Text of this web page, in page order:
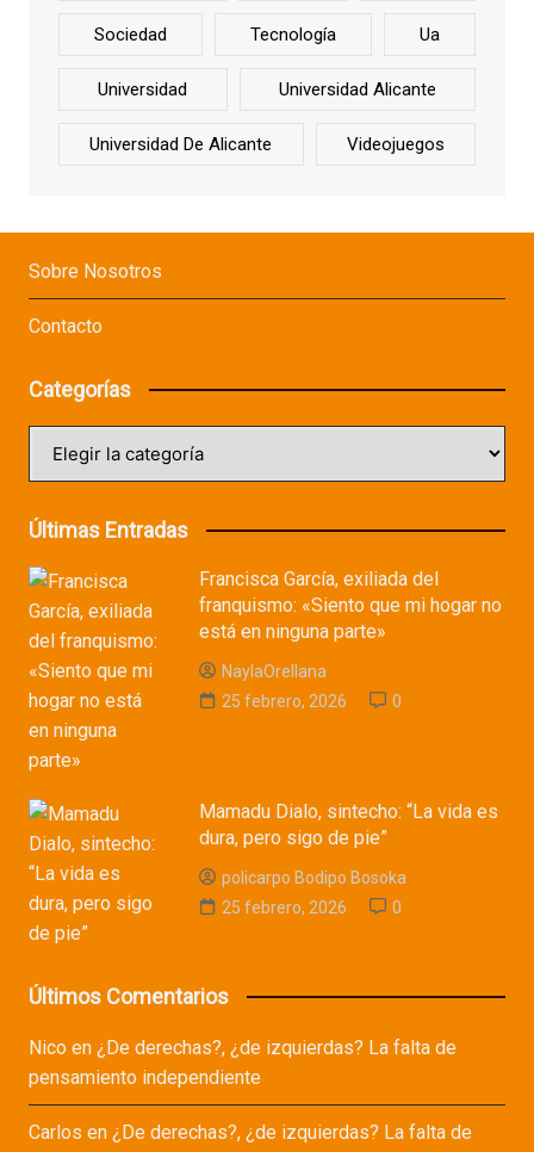
Sociedad Tecnología Ua
Universidad Universidad Alicante
Universidad De Alicante Videojuegos
Sobre Nosotros
Contacto
Categorías
Últimas Entradas
Francisca García, exiliada del
franquismo: «Siento que mi hogar no
está en ninguna parte»
NaylaOrellana
25 febrero, 2026
0
Mamadu Dialo, sintecho: “La vida es
dura, pero sigo de pie”
policarpo Bodipo Bosoka
25 febrero, 2026
0
Últimos Comentarios
Nicoen ¿De derechas?, ¿de izquierdas? La falta de
pensamiento independiente
Carlos en ¿De derechas?, ¿de izquierdas? La falta de